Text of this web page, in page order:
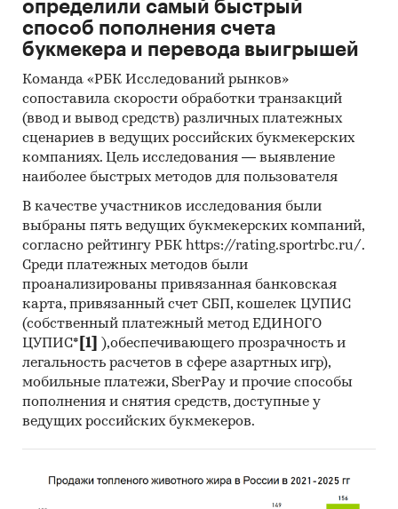
Исследование проведено в январе 2016 года.
Объем отчета – 46 стр.
Отчет содержит 11 таблиц и 21 графика.
Язык отчета - русский.
Категории: Строительство и
недвижимость / ... / DIY / Водоснабжение
Россия
определили самый быстрый
способ пополнения счета
букмекера и перевода выигрышей
Команда «РБК Исследований рынков»
сопоставила скорости обработки транзакций
(ввод и вывод средств) различных платежных
сценариев в ведущих российских букмекерских
компаниях. Цель исследования — выявление
наиболее быстрых методов для пользователя
В качестве участников исследования были
выбраны пять ведущих букмекерских компаний,
согласно рейтингу РБК https://rating.sportrbc.ru/.
Среди платежных методов были
проанализированы привязанная банковская
карта, привязанный счет СБП, кошелек ЦУПИС
(собственный платежный метод ЕДИНОГО
ЦУПИС* [1]
),обеспечивающего прозрачность и
легальность расчетов в сфере азартных игр),
мобильные платежи, SberPay и прочие способы
пополнения и снятия средств, доступные у
ведущих российских букмекеров.